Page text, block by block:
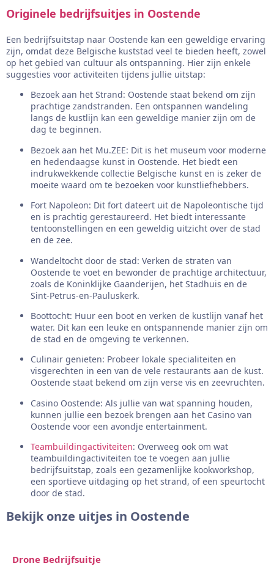
Originele bedrijfsuitjes in Oostende
Een bedrijfsuitstap naar Oostende kan een geweldige ervaring
zijn, omdat deze Belgische kuststad veel te bieden heeft, zowel
op het gebied van cultuur als ontspanning. Hier zijn enkele
suggesties voor activiteiten tijdens jullie uitstap:
Bezoek aan het Strand: Oostende staat bekend om zijn
prachtige zandstranden. Een ontspannen wandeling
langs de kustlijn kan een geweldige manier zijn om de
dag te beginnen.
Bezoek aan het Mu.ZEE: Dit is het museum voor moderne
en hedendaagse kunst in Oostende. Het biedt een
indrukwekkende collectie Belgische kunst en is zeker de
moeite waard om te bezoeken voor kunstliefhebbers.
Fort Napoleon: Dit fort dateert uit de Napoleontische tijd
en is prachtig gerestaureerd. Het biedt interessante
tentoonstellingen en een geweldig uitzicht over de stad
en de zee.
Wandeltocht door de stad: Verken de straten van
Oostende te voet en bewonder de prachtige architectuur,
zoals de Koninklijke Gaanderijen, het Stadhuis en de
Sint-Petrus-en-Pauluskerk.
Boottocht: Huur een boot en verken de kustlijn vanaf het
water. Dit kan een leuke en ontspannende manier zijn om
de stad en de omgeving te verkennen.
Culinair genieten: Probeer lokale specialiteiten en
visgerechten in een van de vele restaurants aan de kust.
Oostende staat bekend om zijn verse vis en zeevruchten.
Casino Oostende: Als jullie van wat spanning houden,
kunnen jullie een bezoek brengen aan het Casino van
Oostende voor een avondje entertainment.
Teambuildingactiviteiten: Overweeg ook om wat
teambuildingactiviteiten toe te voegen aan jullie
bedrijfsuitstap, zoals een gezamenlijke kookworkshop,
een sportieve uitdaging op het strand, of een speurtocht
door de stad.
Bekijk onze uitjes in Oostende
Drone Bedrijfsuitje